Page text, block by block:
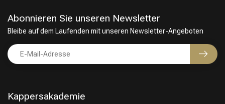
Kappersakademie
Abonnieren Sie unseren Newsletter
Bleibe auf dem Laufenden mit unseren Newsletter-Angeboten